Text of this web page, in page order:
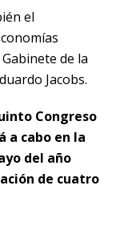
el
de la
Jacobs.
Congreso
a cabo en la
del año
de cuatro